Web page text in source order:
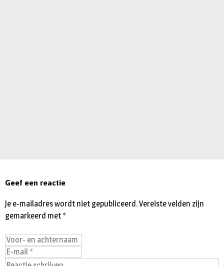
Geef een reactie
Je e-mailadres wordt niet gepubliceerd.Vereiste velden zijn
gemarkeerd met *